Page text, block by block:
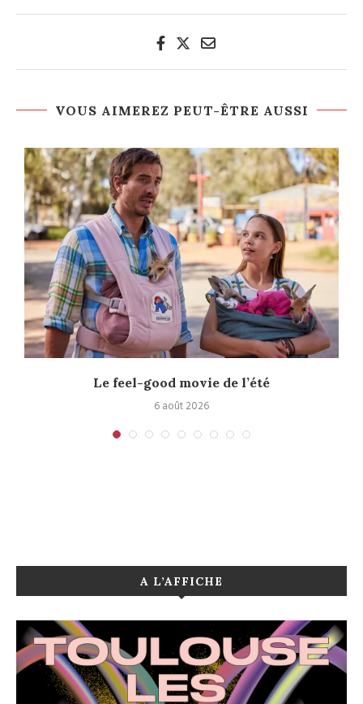
VOUS AIMEREZ PEUT-ÊTRE AUSSI
Le feel-good movie de l’été
6 août 2026
A L’AFFICHE